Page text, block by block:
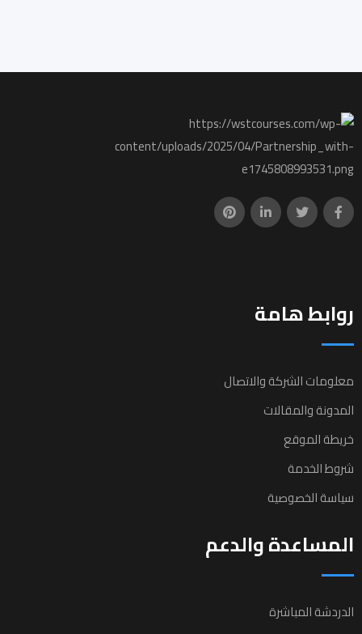
روابط هامة
معلومات الشركة والاتصال
المدونة والمقالات
خريطة الموقع
شروط الخدمة
سياسة الخصوصية
المساعدة والدعم
الدردشة المباشرة